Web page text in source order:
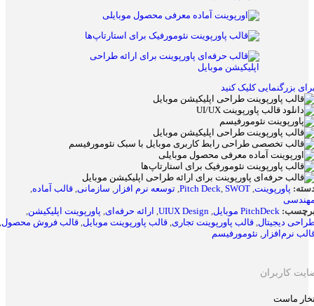
بزرگنمایی کلیک کنید
پاورپوینت,
Pitch Deck, SWOT
, توسعه نرم افزار , سازمانی, قالب آماده,
PitchDeck موبایل ,
UIUX Design
, ارائه حرفه‌ای, پاورپوینت اپلیکیشن,
دیجیتال, قالب پاورپوینت تجاری, قالب پاورپوینت موبایل, قالب فروش محصول,
نرم‌افزار , نئومورفیسم
کاربران
ماست